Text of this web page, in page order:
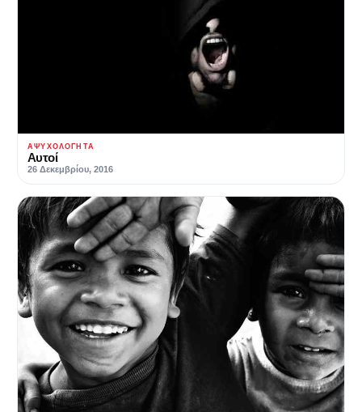
ΑΨΥΧΟΛΌΓΗΤΑ
Αυτοί
26 Δεκεμβρίου, 2016